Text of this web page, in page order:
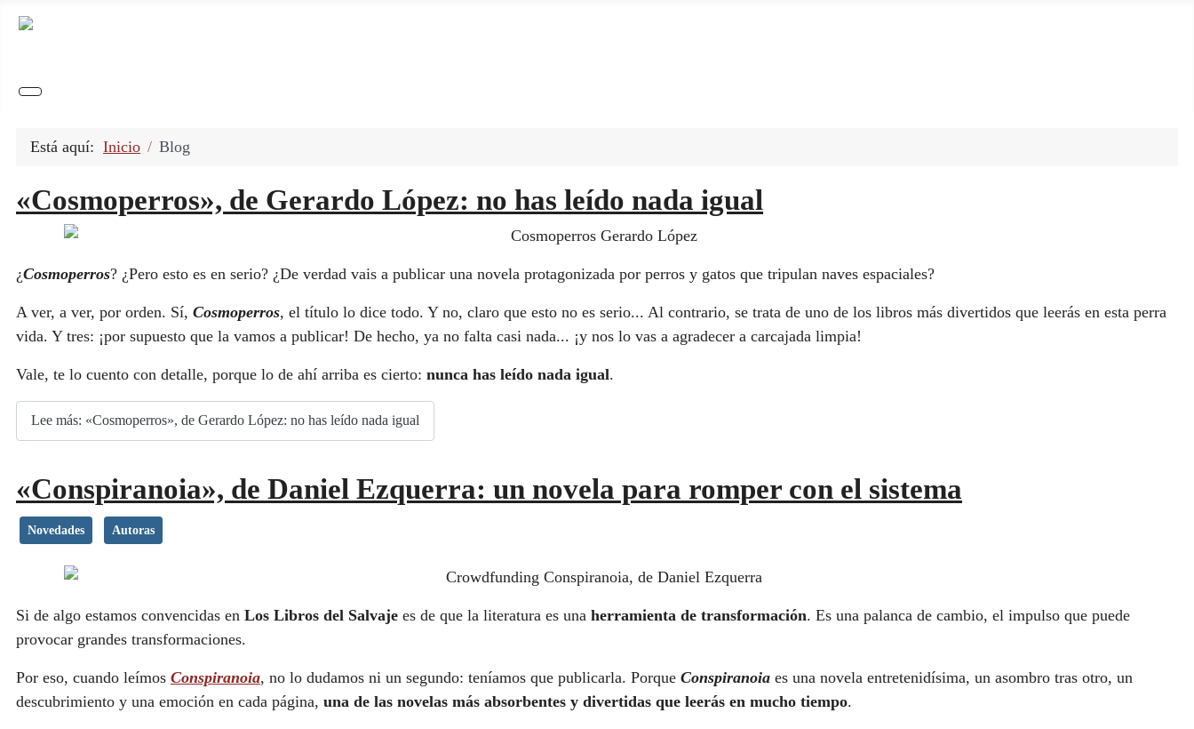
Está aquí: Inicio Blog
«Cosmoperros», de Gerardo López: no has leído nada igual
¿Cosmoperros? ¿Pero esto es en serio? ¿De verdad vais a publicar una novela protagonizada por perros y gatos que tripulan naves espaciales?
A ver, a ver, por orden. Sí, Cosmoperros, el título lo dice todo. Y no, claro que esto no es serio... Al contrario, se trata de uno de los libros más divertidos que leerás en esta perra
vida. Y tres: ¡por supuesto que la vamos a publicar! De hecho, ya no falta casi nada... ¡y nos lo vas a agradecer a carcajada limpia!
Vale, te lo cuento con detalle, porque lo de ahí arriba es cierto: nunca has leído nada igual.
Lee más: «Cosmoperros», de Gerardo López: no has leído nada igual
«Conspiranoia», de Daniel Ezquerra: un novela para romper con el sistema
Novedades Autoras
Si de algo estamos convencidas en Los Libros del Salvaje es de que la literatura es una herramienta de transformación. Es una palanca de cambio, el impulso que puede
provocar grandes transformaciones.
Por eso, cuando leímos Conspiranoia, no lo dudamos ni un segundo: teníamos que publicarla. Porque Conspiranoia es una novela entretenidísima, un asombro tras otro, un
descubrimiento y una emoción en cada página, una de las novelas más absorbentes y divertidas que leerás en mucho tiempo.